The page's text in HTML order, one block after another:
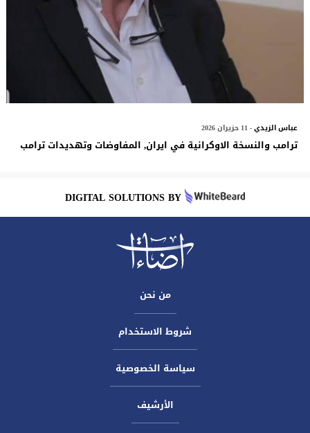
عباس الزيدي- 11 حزيران 2026
ترامب والنسخة الاوكرانية في ايران, المفاوضات وتهديدات ترامب
DIGITAL SOLUTIONS BY
من نحن
شروط الاستخدام
سياسة الخصوصية
الأرشيف